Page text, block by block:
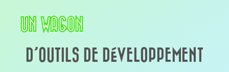
UN WAGON
D’OUTILS DE DÉVELOPPEMENT